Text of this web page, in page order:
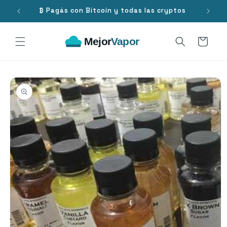
directamente
al contenido
₿ Pagás con Bitcoin y todas las cryptos
Carrito
directamente
a la
información
del producto